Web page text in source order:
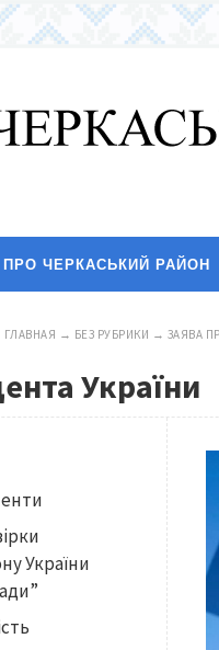
ПРО ЧЕРКАСЬКИЙ РАЙОН
ГЛАВНАЯ → БЕЗ РУБРИКИ → ЗАЯВА
України
України